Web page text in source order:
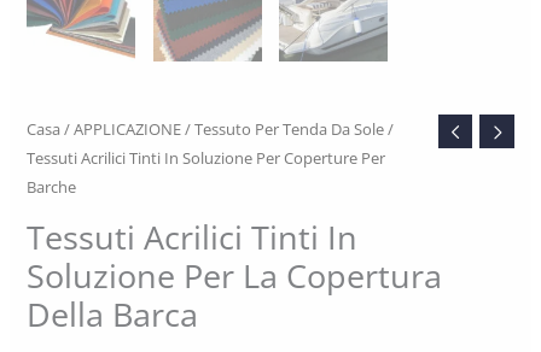
Casa /APPLICAZIONE/Tessuto Per Tenda Da Sole/
Tessuti Acrilici Tinti In Soluzione Per Coperture Per
Barche
Tessuti Acrilici Tinti In
Soluzione Per La Copertura
Della Barca